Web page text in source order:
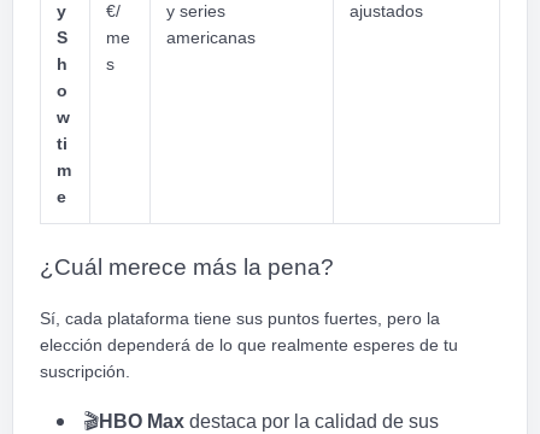
y
S
h
o
w
ti
m
e
€/
me
s
y series
americanas
ajustados
¿Cuál merece más la pena?
Sí, cada plataforma tiene sus puntos fuertes, pero la
elección dependerá de lo que realmente esperes de tu
suscripción.
🎬HBO Max destaca por la calidad de sus